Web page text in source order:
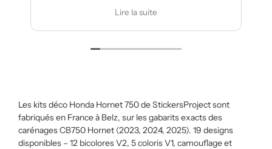
effectuer des modifications
Lire la suite
Les kits déco Honda Hornet 750 de StickersProject sont
fabriqués en France à Belz, sur les gabarits exacts des
carénages CB750 Hornet (2023, 2024, 2025). 19 designs
disponibles – 12 bicolores V2, 5 coloris V1, camouflage et